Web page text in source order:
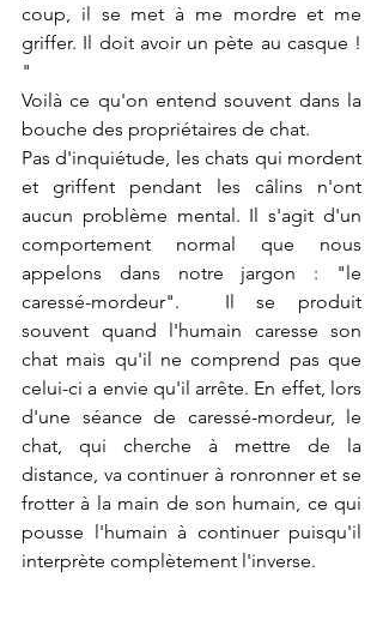
coup, il se met à me mordre et me
griffer. Il doit avoir un pète au casque !
"
Voilà ce qu'on entend souvent dans la
bouche des propriétaires de chat.
Pas d'inquiétude, les chats qui mordent
et griffent pendant les câlins n'ont
aucun problème mental. Il s'agit d'un
comportement normal que nous
appelons dans notre jargon : "le
caressé-mordeur".  Il se produit
souvent quand l'humain caresse son
chat mais qu'il ne comprend pas que
celui-ci a envie qu'il arrête. En effet, lors
d'une séance de caressé-mordeur, le
chat, qui cherche à mettre de la
distance, va continuer à ronronner et se
frotter à la main de son humain, ce qui
pousse l'humain à continuer puisqu'il
interprète complètement l'inverse.